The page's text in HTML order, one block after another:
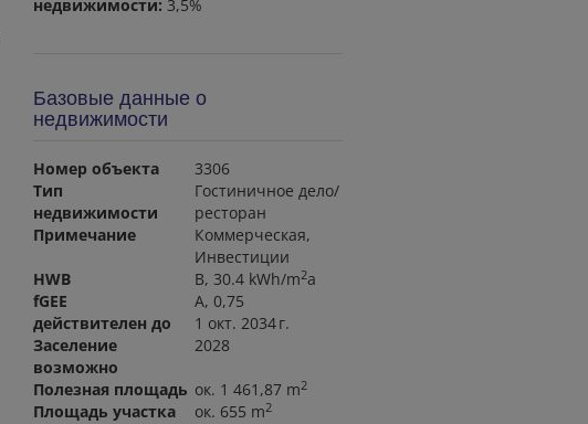
недвижимости: 3,5%
Базовые данные о
недвижимости
Номер объекта
3306
Тип
недвижимости
Гостиничное дело/
ресторан
Примечание
Коммерческая
Инвестиции
HWB
B, 30.4 kWh/m2a
fGEE
A, 0,75
действителен до
1 окт. 2034 г.
Заселение
возможно
2028
Полезная площадь ок. 1 461,87 m2
Площадь участка ок. 655 m2